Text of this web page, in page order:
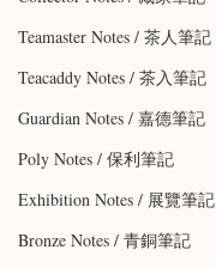
Teamaster Notes / 茶人筆記
Teacaddy Notes / 茶入筆記
Guardian Notes / 嘉德筆記
Poly Notes / 保利筆記
Exhibition Notes / 展覽筆記
Bronze Notes / 青銅筆記